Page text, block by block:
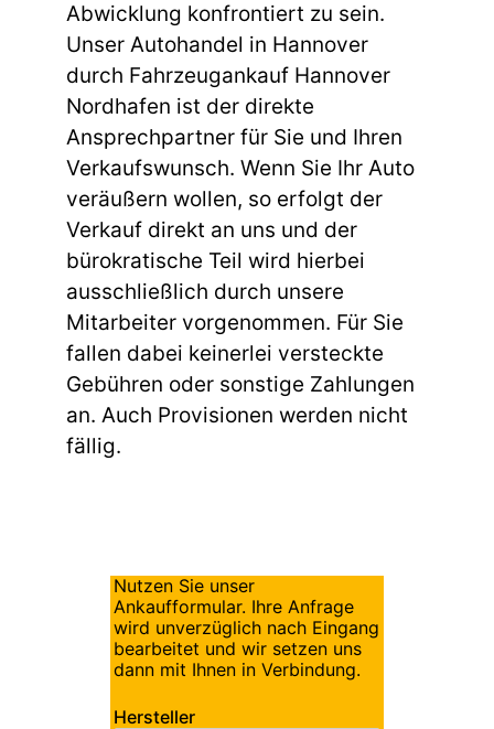
Abwicklung konfrontiert zu sein.
Unser Autohandel in Hannover
durch Fahrzeugankauf Hannover
Nordhafen ist der direkte
Ansprechpartner für Sie und Ihren
Verkaufswunsch. Wenn Sie Ihr Auto
veräußern wollen, so erfolgt der
Verkauf direkt an uns und der
bürokratische Teil wird hierbei
ausschließlich durch unsere
Mitarbeiter vorgenommen. Für Sie
fallen dabei keinerlei versteckte
Gebühren oder sonstige Zahlungen
an. Auch Provisionen werden nicht
fällig.
Nutzen Sie unser
Ankaufformular. Ihre Anfrage
wird unverzüglich nach Eingang
bearbeitet und wir setzen uns
dann mit Ihnen in Verbindung.
Hersteller